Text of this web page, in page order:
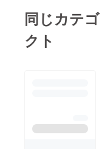
同じカテ
クト